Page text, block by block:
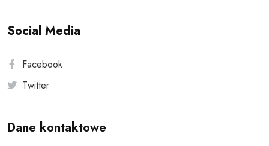
Social Media
Facebook
Twitter
Dane kontaktowe